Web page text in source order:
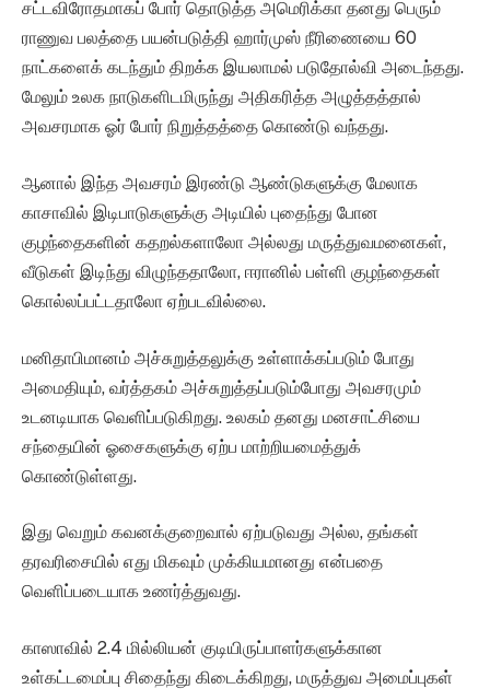
சட்டவிரோதமாகப் போர் தொடுத்த அமெரிக்கா தனது பெரும்
ராணுவ பலத்தை பயன்படுத்தி ஹார்முஸ் நீரிணையை 60
நாட்களைக் கடந்தும் திறக்க இயலாமல் படுதோல்வி அடைந்தது.
மேலும் உலக நாடுகளிடமிருந்து அதிகரித்த அழுத்தத்தால்
அவசரமாக ஓர் போர் நிறுத்தத்தை கொண்டு வந்தது.
ஆனால் இந்த அவசரம் இரண்டு ஆண்டுகளுக்கு மேலாக
காசாவில் இடிபாடுகளுக்கு அடியில் புதைந்து போன
குழந்தைகளின் கதறல்களாலோ அல்லது மருத்துவமனைகள்,
வீடுகள் இடிந்து விழுந்ததாலோ, ஈரானில் பள்ளி குழந்தைகள்
கொல்லப்பட்டதாலோ ஏற்படவில்லை.
மனிதாபிமானம் அச்சுறுத்தலுக்கு உள்ளாக்கப்படும் போது
அமைதியும், வர்த்தகம் அச்சுறுத்தப்படும்போது அவசரமும்
உடனடியாக வெளிப்படுகிறது. உலகம் தனது மனசாட்சியை
சந்தையின் ஓசைகளுக்கு ஏற்ப மாற்றியமைத்துக்
கொண்டுள்ளது.
இது வெறும் கவனக்குறைவால் ஏற்படுவது அல்ல, தங்கள்
தரவரிசையில் எது மிகவும் முக்கியமானது என்பதை
வெளிப்படையாக உணர்த்துவது.
காஸாவில் 2.4 மில்லியன் குடியிருப்பாளர்களுக்கான
உள்கட்டமைப்பு சிதைந்து கிடைக்கிறது, மருத்துவ அமைப்புகள்